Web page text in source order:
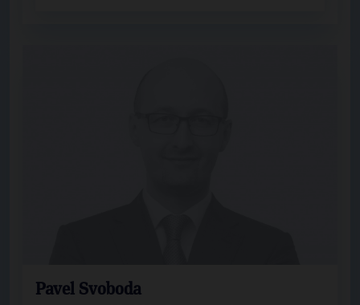
Pavel Svoboda